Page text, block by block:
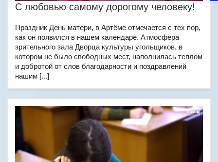
С любовью самому дорогому человеку!
Праздник День матери, в Артёме отмечается с тех пор,
как он появился в нашем календаре. Атмосфера
зрительного зала Дворца культуры угольщиков, в
котором не было свободных мест, наполнилась теплом
и добротой от слов благодарности и поздравлений
нашим [...]